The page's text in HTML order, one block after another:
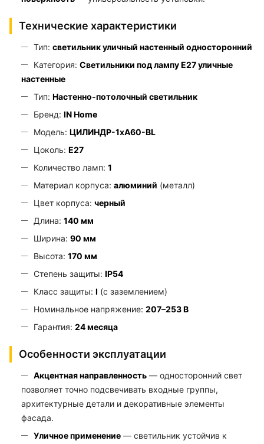
Технические характеристики
Тип: светильник уличный настенный односторонний
Категория: Светильники под лампу Е27 уличные
настенные
Тип: Настенно-потолочный светильник
Бренд: IN Home
Модель: ЦИЛИНДР-1xА60-BL
Цоколь: E27
Количество ламп: 1
Материал корпуса: алюминий (металл)
Цвет корпуса: черный
Длина: 140 мм
Ширина: 90 мм
Высота: 170 мм
Степень защиты: IP54
Класс защиты: I (с заземлением)
Номинальное напряжение: 207–253 В
Гарантия: 24 месяца
Особенности эксплуатации
Акцентная направленность — односторонний свет
позволяет точно подсвечивать входные группы,
архитектурные детали и декоративные элементы
фасада.
Уличное применение — светильник устойчив к